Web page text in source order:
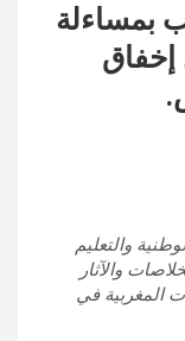
بمساءلة
إخفاق
والتعليم
والآثار
المغربية في